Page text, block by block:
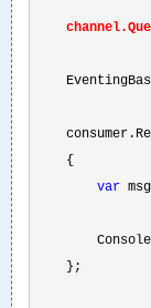
    {
var
    };